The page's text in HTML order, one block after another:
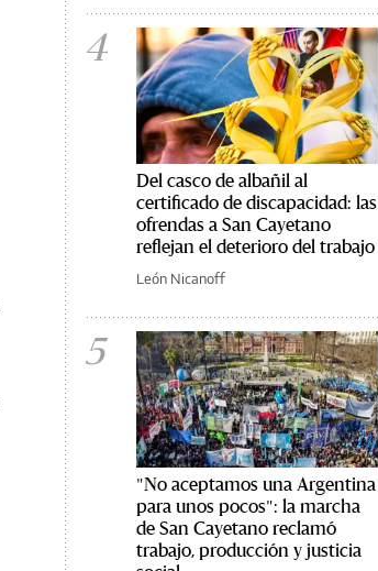
4
Del casco de albañil al
certificado de discapacidad: las
ofrendas a San Cayetano
reflejan el deterioro del trabajo
León Nicanoff
5
"No aceptamos una Argentina
para unos pocos": la marcha
de San Cayetano reclamó
trabajo, producción y justicia